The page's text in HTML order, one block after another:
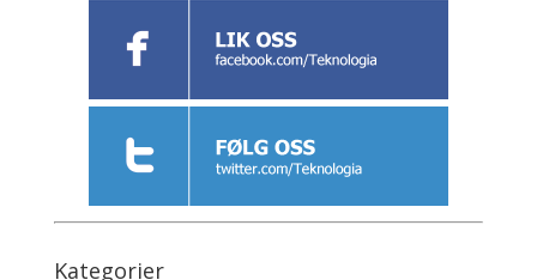
Kategorier